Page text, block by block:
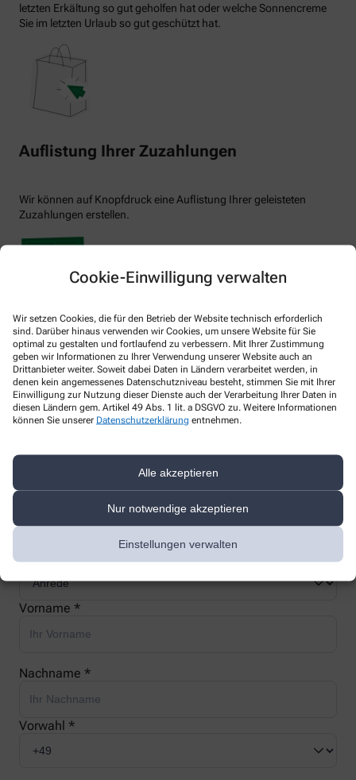
Cookie-Einwilligung verwalten
Wir setzen Cookies, die für den Betrieb der Website technisch erforderlich
sind. Darüber hinaus verwenden wir Cookies, um unsere Website für Sie
optimal zu gestalten und fortlaufend zu verbessern. Mit Ihrer Zustimmung
geben wir Informationen zu Ihrer Verwendung unserer Website auch an
Drittanbieter weiter. Soweit dabei Daten in Ländern verarbeitet werden, in
denen kein angemessenes Datenschutzniveau besteht, stimmen Sie mit Ihrer
Einwilligung zur Nutzung dieser Dienste auch der Verarbeitung Ihrer Daten in
diesen Ländern gem. Artikel 49 Abs. 1 lit. a DSGVO zu. Weitere Informationen
können Sie unserer Datenschutzerklärung entnehmen.
Alle akzeptieren
Nur notwendige akzeptieren
Einstellungen verwalten
letzten Erkältung so gut geholfen hat oder welche Sonnencreme
Sie im letzten Urlaub so gut geschützt hat.
Auflistung Ihrer Zuzahlungen
Wir können auf Knopfdruck eine Auflistung Ihrer geleisteten
Zuzahlungen erstellen.
Nachweis Ihrer Befreiung
Wenn Sie einen Ausweis über die Befreiung der gesetzlichen
Zuzahlung haben, können wir diese Info speichern und Sie
müssen Ihren Ausweis nicht immer vorzeigen.
Kundenkarte beantragen
Jetzt schnell und einfach online beantragen und beim nächsten
Anrede
Vorname *
Nachname *
Vorwahl *